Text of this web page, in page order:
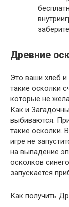
Древние
Это ваши хлеб и
такие осколки
которые не
Как и
выбиваются.
такие осколки.
игре не
на выпадение
осколков
запускается
Как получить